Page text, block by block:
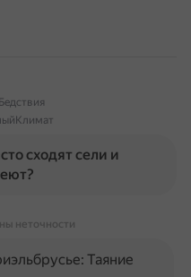
сходят сели и
неточности
Таяние